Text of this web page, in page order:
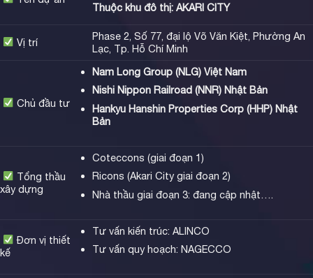
Thuộc khu đô thị:AKARI CITY
Vị trí
Phase 2, Số 77, đại lộ Võ Văn Kiệt, Phường An
Lạc, Tp. Hỗ Chí Minh
Chủ đầu tư
Nam Long Group (NLG) Việt Nam
Nishi Nippon Railroad (NNR) Nhật Bản
Hankyu Hanshin Properties Corp (HHP) Nhật
Bản
Tổng thầu
xây dựng
Coteccons (giai đoạn 1)
Ricons (Akari City giai đoạn 2)
Nhà thầu giai đoạn 3: đang cập nhật….
Đơn vị thiết
kế
Tư vấn kiến trúc: ALINCO
Tư vấn quy hoạch: NAGECCO